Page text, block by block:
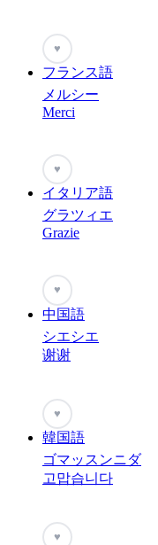
♥
フランス語
メルシー
Merci
♥
イタリア語
グラツィエ
Grazie
♥
中国語
シエシエ
谢谢
♥
韓国語
ゴマッスンニダ
고맙습니다
♥